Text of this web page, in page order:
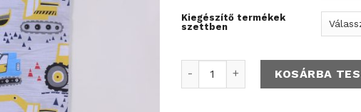
Kiegészítő termékek
szettben
Munkagépek türkízkék ovis
KOSÁRBA